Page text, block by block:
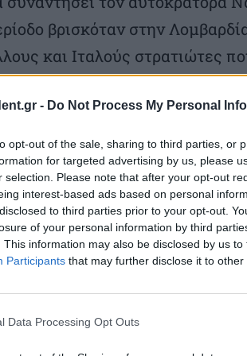
- Do Not Process My Personal
opt-out of the sale, sharing to third parties, or
for targeted advertising by us, please
selection. Please note that after your opt-out
interest-based ads based on personal
to third parties prior to your opt-out.
of your personal information by third
This information may also be disclosed by us
Participants that may further disclose it to other
Data Processing Opt Outs
βρισκόταν στην
και Ιταλούς στρατιώτες
Έτσι ο Ντυνάν
της μάχης του
μάχες του 19ου αιώνα.
συγκλονισμένος από τις
το βιβλίο με τίτλο
άμεσο και δυνατό
μία καθαρή σφαγή… αγώνας
την οργή…». Την αυγή της